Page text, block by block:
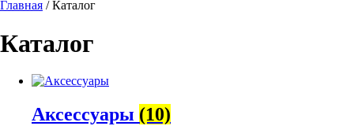
Главная / Каталог
Каталог
Аксессуары (10)